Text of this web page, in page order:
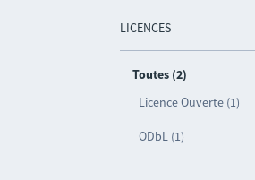
LICENCES
Toutes (2)
Licence Ouverte (1)
ODbL (1)